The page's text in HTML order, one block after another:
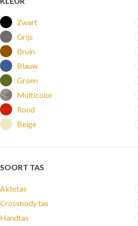
Zwart
Grijs
Bruin
Blauw
Groen
Multicolor
Rood
Beige
SOORT TAS
Aktetas
Crossbody tas
Handtas